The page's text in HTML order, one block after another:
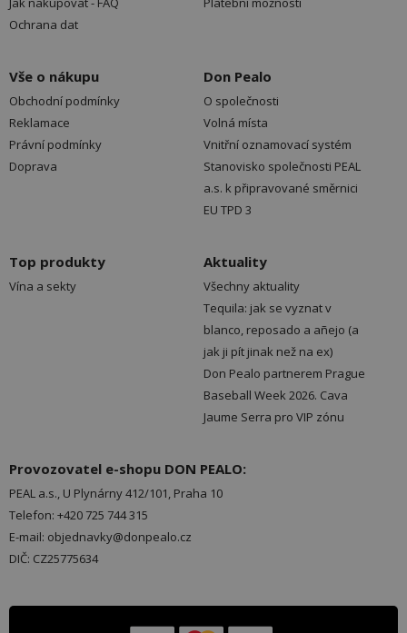
Ochrana dat
Vše o nákupu
Obchodní podmínky
Reklamace
Právní podmínky
Doprava
Don Pealo
O společnosti
Volná místa
Vnitřní oznamovací systém
Stanovisko společnosti PEAL
a.s. k připravované směrnici
EU TPD 3
Top produkty
Vína a sekty
Aktuality
Všechny aktuality
Tequila: jak se vyznat v
blanco, reposado a añejo (a
jak ji pít jinak než na ex)
Don Pealo partnerem Prague
Baseball Week 2026. Cava
Jaume Serra pro VIP zónu
Provozovatel e-shopu DON PEALO:
PEAL a.s., U Plynárny 412/101, Praha 10
Telefon: +420 725 744 315
E-mail: objednavky@donpealo.cz
DIČ: CZ25775634